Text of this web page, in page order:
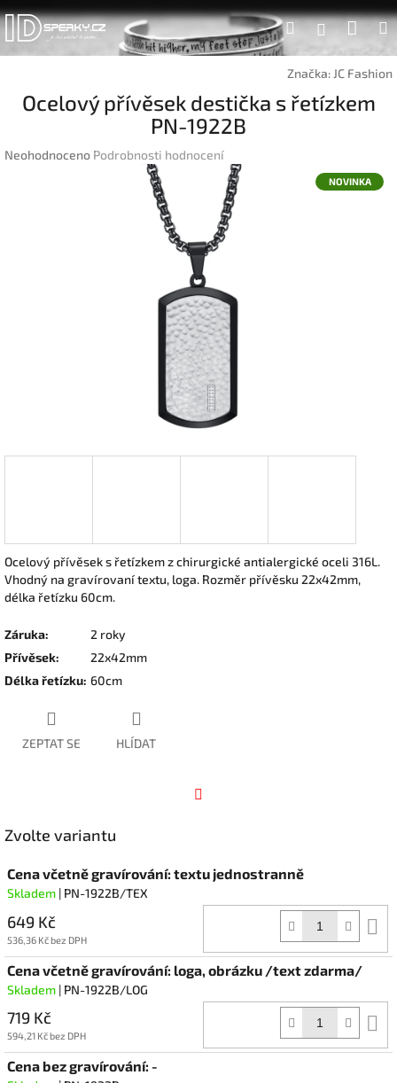
Přejít
na
obsah
Hledat
Značka: JC Fashion
Ocelový přívěsek destička s řetízkem
PN-1922B
Průměrné
Neohodnoceno Podrobnosti hodnocení
NOVINKA
Ocelový přívěsek s řetízkem z chirurgické antialergické oceli 316L.
Vhodný na gravírovaní textu, loga. Rozměr přívěsku 22x42mm,
délka řetízku 60cm.
Záruka:
2 roky
Přívěsek:
22x42mm
Délka řetízku: 60cm
ZEPTAT SE HLÍDAT
Zvolte variantu
Cena včetně gravírování: textu jednostranně
Skladem | PN-1922B/TEX
649 Kč
536,36 Kč bez DPH
Cena včetně gravírování: loga, obrázku /text zdarma/
Skladem | PN-1922B/LOG
719 Kč
594,21 Kč bez DPH
Cena bez gravírování: -